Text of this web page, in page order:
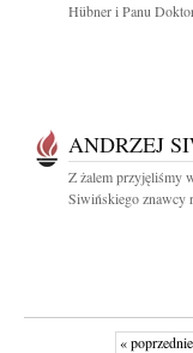
Hübner i Panu
ANDRZEJ
Z żalem przyjęliśmy
Siwińskiego znawcy
« poprzednie